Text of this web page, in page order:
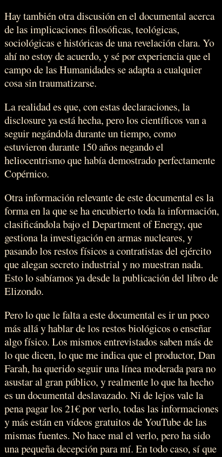
Hay también otra discusión en el documental acerca
de las implicaciones filosóficas, teológicas,
sociológicas e históricas de una revelación clara. Yo
ahí no estoy de acuerdo, y sé por experiencia que el
campo de las Humanidades se adapta a cualquier
cosa sin traumatizarse.
La realidad es que, con estas declaraciones, la
disclosure ya está hecha, pero los científicos van a
seguir negándola durante un tiempo, como
estuvieron durante 150 años negando el
heliocentrismo que había demostrado perfectamente
Copérnico.
Otra información relevante de este documental es la
forma en la que se ha encubierto toda la información,
clasificándola bajo el Department of Energy, que
gestiona la investigación en armas nucleares, y
pasando los restos físicos a contratistas del ejército
que alegan secreto industrial y no muestran nada.
Esto lo sabíamos ya desde la publicación del libro de
Elizondo.
Pero lo que le falta a este documental es ir un poco
más allá y hablar de los restos biológicos o enseñar
algo físico. Los mismos entrevistados saben más de
lo que dicen, lo que me indica que el productor, Dan
Farah, ha querido seguir una línea moderada para no
asustar al gran público, y realmente lo que ha hecho
es un documental deslavazado. Ni de lejos vale la
pena pagar los 21€ por verlo, todas las informaciones
y más están en vídeos gratuitos de YouTube de las
mismas fuentes. No hace mal el verlo, pero ha sido
una pequeña decepción para mí. En todo caso, sí que